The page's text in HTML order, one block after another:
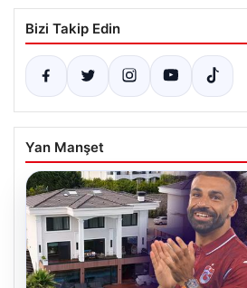
Bizi Takip Edin
Yan Manşet